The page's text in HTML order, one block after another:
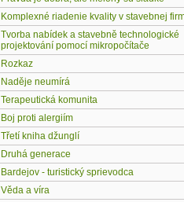
Komplexné riadenie kvality v stavebnej
Tvorba nabídek a stavebně technologické
projektování pomocí mikropočítače
Rozkaz
Naděje neumírá
Terapeutická komunita
Boj proti alergiím
Třetí kniha džunglí
Druhá generace
Bardejov - turistický sprievodca
Věda a víra